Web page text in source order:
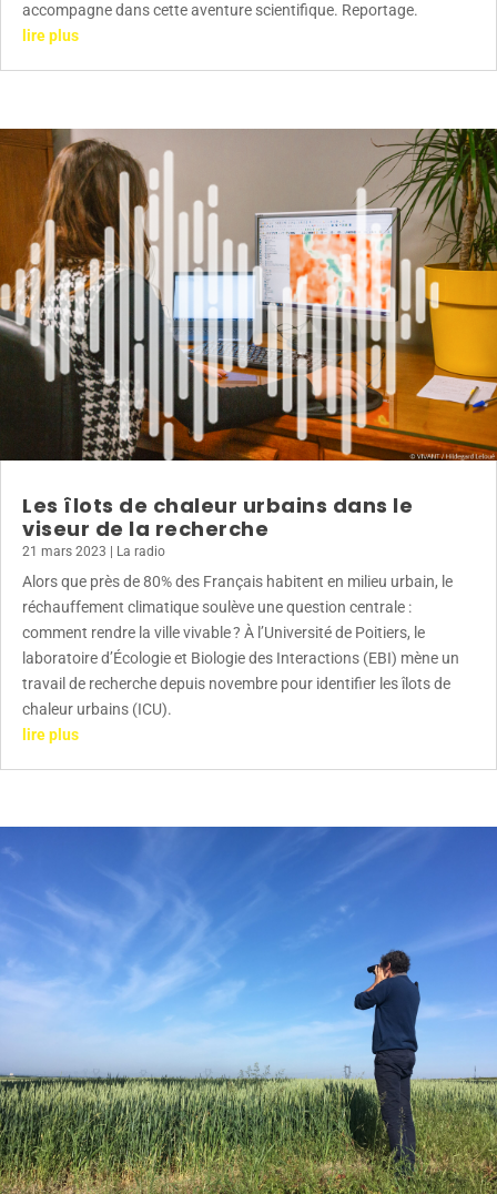
accompagne dans cette aventure scientifique. Reportage.
lire plus
Les îlots de chaleur urbains dans le
viseur de la recherche
21 mars 2023 | La radio
Alors que près de 80% des Français habitent en milieu urbain, le
réchauffement climatique soulève une question centrale :
comment rendre la ville vivable ? À l’Université de Poitiers, le
laboratoire d’Écologie et Biologie des Interactions (EBI) mène un
travail de recherche depuis novembre pour identifier les îlots de
chaleur urbains (ICU).
lire plus